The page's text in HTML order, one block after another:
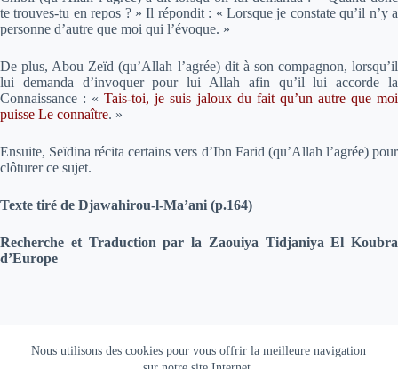
Nous utilisons des cookies pour vous offrir la meilleure navigation
te trouves-tu en repos ?» Il répondit : «Lorsque je constate qu’il n’y a
personne d’autre que moi qui l’évoque. »
De plus, Abou Zeïd (qu’Allah l’agrée) dit à son compagnon, lorsqu’il
lui demanda d’invoquer pour lui Allah afin qu’il lui accorde la
Connaissance : «Tais-toi, je suis jaloux du fait qu’un autre que moi
puisse Le connaître. »
Ensuite, Seïdina récita certains vers d’Ibn Farid (qu’Allah l’agrée) pour
clôturer ce sujet.
Texte tiré de Djawahirou-l-Ma’ani (p.164)
Recherche et Traduction par la Zaouiya Tidjaniya El Koubra
d’Europe
Extranet